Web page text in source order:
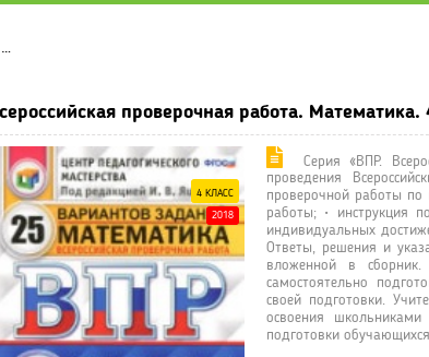
Школьные учебники / Презентации по предметам
проверочная работа.
4 КЛАСС
2018
Серия «ВПР.
проведения
проверочной работы по
работы; • инструкция
индивидуальных
Ответы, решения и
вложенной в сборник.
самостоятельно
своей подготовки.
освоения
подготовки